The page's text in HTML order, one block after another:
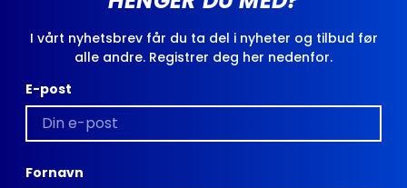
I vårt nyhetsbrev får du ta del i nyheter og tilbud før
alle andre. Registrer deg her nedenfor.
E-post
Fornavn